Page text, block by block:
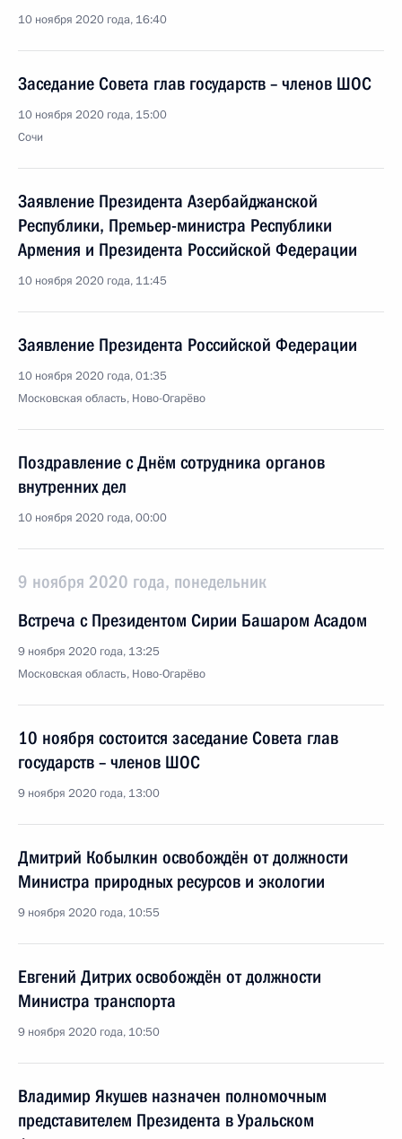
10 ноября 2020 года, 16:40
Заседание Совета глав государств – членов ШОС
10 ноября 2020 года, 15:00
Сочи
Заявление Президента Азербайджанской
Республики, Премьер-министра Республики
Армения и Президента Российской Федерации
10 ноября 2020 года, 11:45
Заявление Президента Российской Федерации
10 ноября 2020 года, 01:35
Московская область, Ново-Огарёво
Поздравление с Днём сотрудника органов
внутренних дел
10 ноября 2020 года, 00:00
9 ноября 2020 года, понедельник
Встреча с Президентом Сирии Башаром Асадом
9 ноября 2020 года, 13:25
Московская область, Ново-Огарёво
10 ноября состоится заседание Совета глав
государств – членов ШОС
9 ноября 2020 года, 13:00
Дмитрий Кобылкин освобождён от должности
Министра природных ресурсов и экологии
9 ноября 2020 года, 10:55
Евгений Дитрих освобождён от должности
Министра транспорта
9 ноября 2020 года, 10:50
Владимир Якушев назначен полномочным
представителем Президента в Уральском